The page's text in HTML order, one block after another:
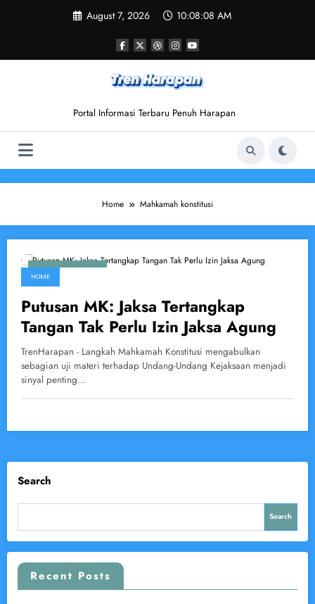
August 7, 2026 10:08:08 AM
Portal Informasi Terbaru Penuh Harapan
Home Mahkamah konstitusi
HOME
Putusan MK: Jaksa Tertangkap
Tangan Tak Perlu Izin Jaksa Agung
TrenHarapan - Langkah Mahkamah Konstitusi mengabulkan
sebagian uji materi terhadap Undang-Undang Kejaksaan menjadi
sinyal penting…
Search
Search
Recent Posts